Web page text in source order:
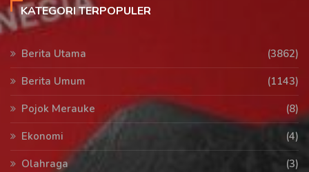
KATEGORI TERPOPULER
Berita Utama
(3862)
Berita Umum
(1143)
Pojok Merauke
(8)
Ekonomi
(4)
Olahraga
(3)